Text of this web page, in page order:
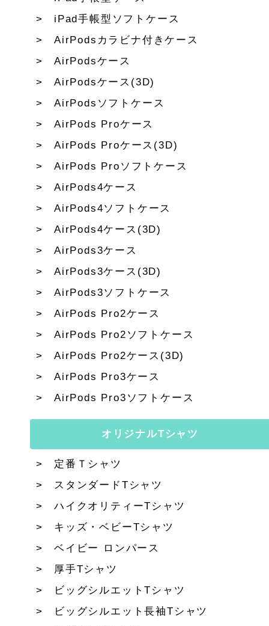
iPad手帳型ソフトケース
AirPodsカラビナ付きケース
AirPodsケース
AirPodsケース(3D)
AirPodsソフトケース
AirPods Proケース
AirPods Proケース(3D)
AirPods Proソフトケース
AirPods4ケース
AirPods4ソフトケース
AirPods4ケース(3D)
AirPods3ケース
AirPods3ケース(3D)
AirPods3ソフトケース
AirPods Pro2ケース
AirPods Pro2ソフトケース
AirPods Pro2ケース(3D)
AirPods Pro3ケース
AirPods Pro3ソフトケース
オリジナルTシャツ
定番Ｔシャツ
スタンダードTシャツ
ハイクオリティーTシャツ
キッズ・ベビーTシャツ
ベイビー ロンパース
厚手Tシャツ
ビッグシルエットTシャツ
ビッグシルエット長袖Tシャツ